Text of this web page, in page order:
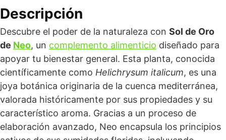
Descripción
Descubre el poder de la naturaleza con Sol de Oro
de Neo, un complemento alimenticio diseñado para
apoyar tu bienestar general. Esta planta, conocida
científicamente como Helichrysum italicum, es una
joya botánica originaria de la cuenca mediterránea,
valorada históricamente por sus propiedades y su
característico aroma. Gracias a un proceso de
elaboración avanzado, Neo encapsula los principios